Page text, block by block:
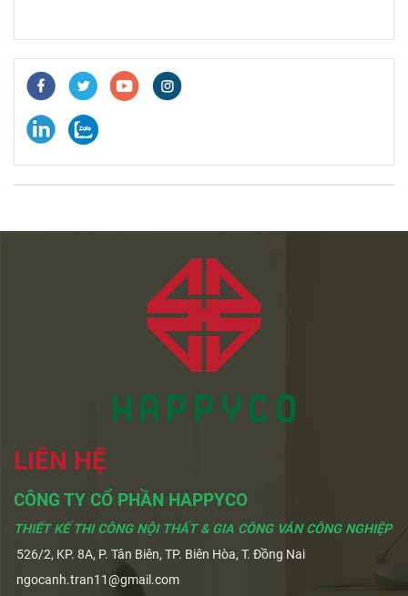
LIÊN HỆ
CÔNG TY CỔ PHẦN HAPPYCO
THIẾT KẾ THI CÔNG NỘI THẤT & GIA CÔNG VÁN CÔNG NGHIỆP
526/2, KP. 8A, P. Tân Biên, TP. Biên Hòa, T. Đồng Nai
ngocanh.tran11@gmail.com